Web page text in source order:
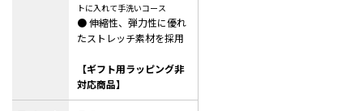
トに入れて手洗いコース
● 伸縮性、弾力性に優れ
たストレッチ素材を採用
【ギフト用ラッピング非
対応商品】